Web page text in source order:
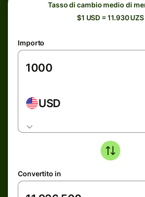
Tasso di cambio medio di
$1 USD = 11.930 UZS
Importo
USD
Convertito in